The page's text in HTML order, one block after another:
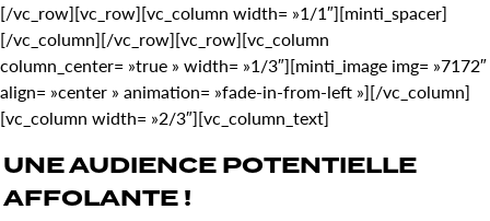
[/vc_row][vc_row][vc_column width= »1/1″][minti_spacer]
[/vc_column][/vc_row][vc_row][vc_column
column_center= »true » width= »1/3″][minti_image img= »7172″
align= »center » animation= »fade-in-from-left »][/vc_column]
[vc_column width= »2/3″][vc_column_text]
UNEAUDIENCE POTENTIELLE
AFFOLANTE !